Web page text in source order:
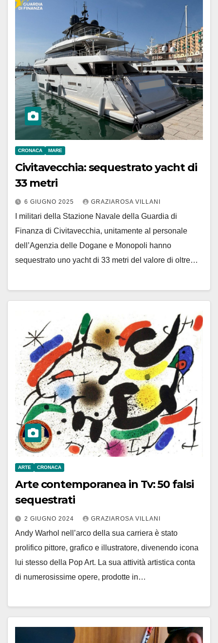
CRONACA MARE
Civitavecchia: sequestrato yacht di
33 metri
6 GIUGNO 2025 GRAZIAROSA VILLANI
I militari della Stazione Navale della Guardia di
Finanza di Civitavecchia, unitamente al personale
dell’Agenzia delle Dogane e Monopoli hanno
sequestrato uno yacht di 33 metri del valore di oltre…
ARTE CRONACA
Arte contemporanea in Tv: 50 falsi
sequestrati
2 GIUGNO 2024 GRAZIAROSA VILLANI
Andy Warhol nell’arco della sua carriera è stato
prolifico pittore, grafico e illustratore, divenendo icona
lui stesso della Pop Art. La sua attività artistica conta
di numerosissime opere, prodotte in…